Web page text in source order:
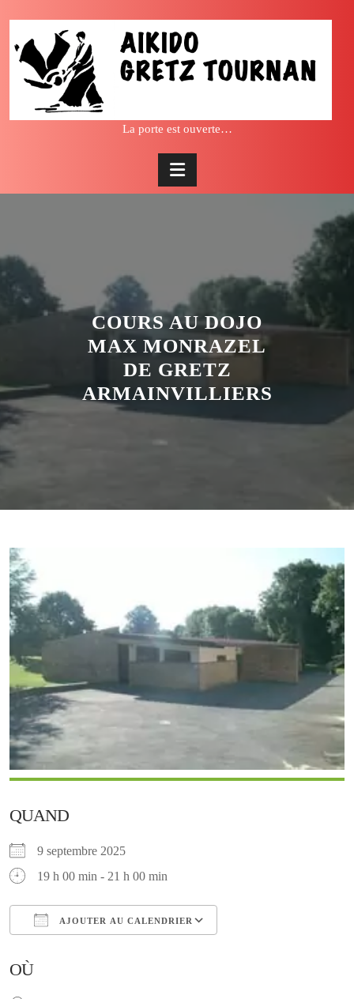
content
La porte est ouverte…
COURS AU DOJO
MAX MONRAZEL
DE GRETZ
ARMAINVILLIERS
QUAND
9 septembre 2025
19 h 00 min - 21 h 00 min
AJOUTER AU CALENDRIER
OÙ